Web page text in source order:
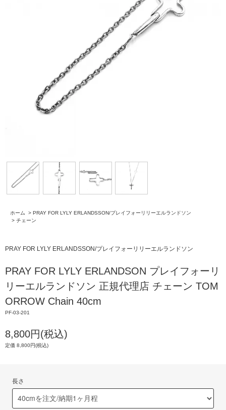
ホーム > PRAY FOR LYLY ERLANDSSON/プレイフォーリリーエルランドソン
> チェーン
PRAY FOR LYLY ERLANDSSON/プレイフォーリリーエルランドソン
PRAY FOR LYLY ERLANDSON プレイフォーリ
リーエルランドソン 正規代理店 チェーン TOM
ORROW Chain 40cm
PF-03-201
8,800円(税込)
定価 8,800円(税込)
長さ